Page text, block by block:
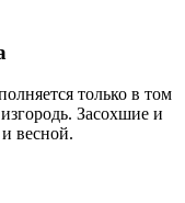
только в том
Засохшие и
весной.